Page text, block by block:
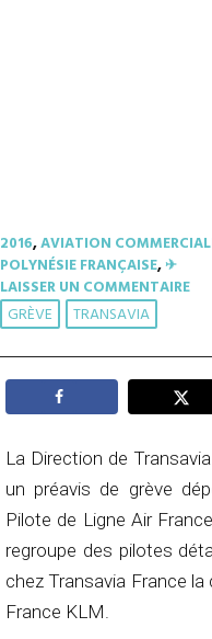
2016,AVIATION
POLYNÉSIE FRANÇAISE,✈︎
LAISSER UN COMMENTAIRE
GRÈVE TRANSAVIA
La Direction de
un préavis de grève
Pilote de Ligne Air
regroupe des pilotes
chez Transavia France
France KLM.